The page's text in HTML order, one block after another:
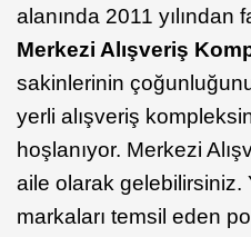
alanında 2011 yılından
Merkezi Alışveriş
sakinlerinin
yerli alışveriş
hoşlanıyor. Merkezi
aile olarak gelebilirsiniz.
markaları temsil eden